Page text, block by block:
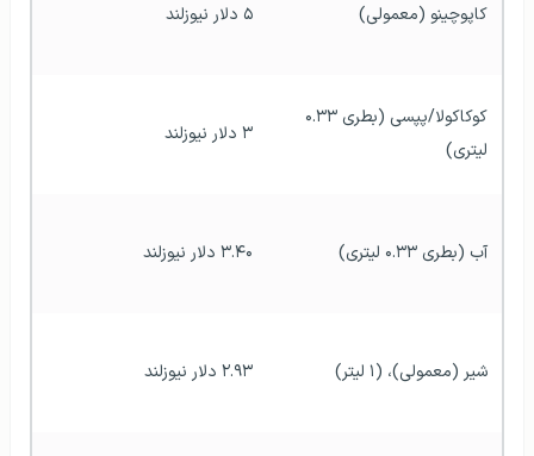
کاپوچینو (معمولی) ۵ دلار نیوزلند
لیتری)
۳ دلار نیوزلند
آب (بطری ۰.۳۳ لیتری) ۳.۴۰ دلار نیوزلند
شیر (معمولی)، (۱ لیتر) ۲.۹۳ دلار نیوزلند